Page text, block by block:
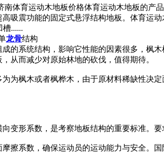
板厂家 济南体育运动木地板价
吸震功能的固定式悬浮结构地板。体育运
槽......
龙骨结构
的系统结构，影响它性能的因素很多，枫
从而减少对原始林地的砍伐，值得期待。
为为枫木或者枫桦木，由于原材料稀缺性决
变形系数，是考察地板结构的重要标准。
擦系数，确保运动员的运动能力与安全。